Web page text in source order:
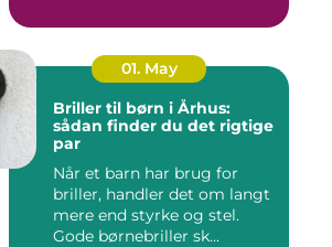
01. May
Briller til børn i Århus:
sådan finder du det rigtige
par
Når et barn har brug for
briller, handler det om langt
mere end styrke og stel.
Gode børnebriller sk...